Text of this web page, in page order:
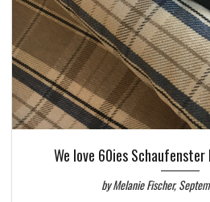
We love 60ies Schaufenster
by Melanie Fischer,